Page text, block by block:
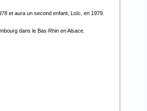
et aura un second enfant, Loïc, en 1979.
dans le Bas Rhin en Alsace.